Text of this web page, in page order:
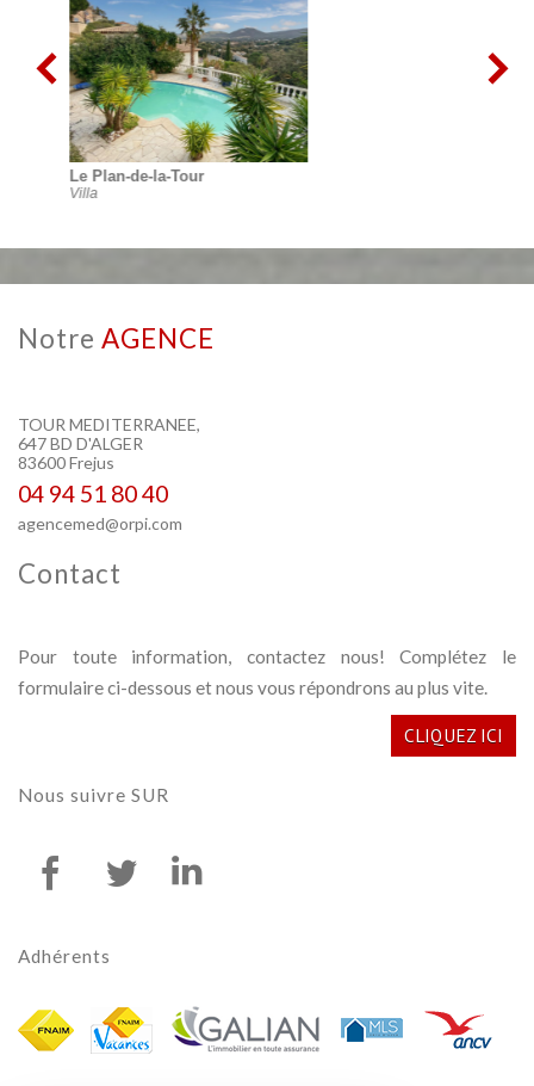
Fréjus
notre AGENCE
TOUR MEDITERRANEE,
647 BD D'ALGER
83600 Frejus
04 94 51 80 40
agencemed@orpi.com
contact
Pour toute information, contactez nous! Complétez le
formulaire ci-dessous et nous vous répondrons au plus vite.
CLIQUEZ ICI
nous suivre SUR
adhérents